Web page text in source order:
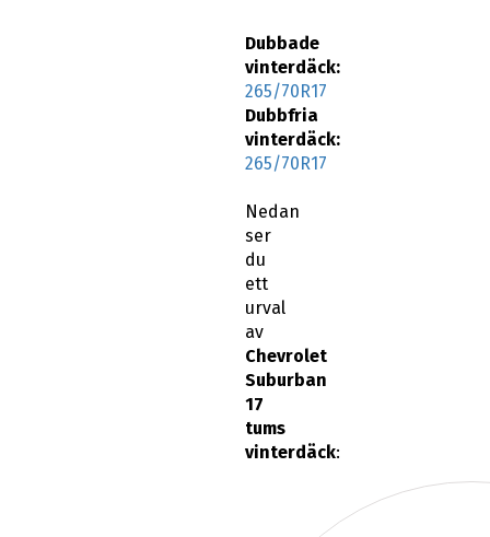
Dubbade
vinterdäck:
265/70R17
Dubbfria
vinterdäck:
265/70R17
Nedan
ser
du
ett
urval
av
Chevrolet
Suburban
17
tums
vinterdäck: